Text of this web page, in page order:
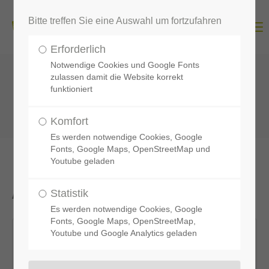
AktuellePresseberichte
14.08.2019
Werden leider häufig auf Zahlen
Bitte treffen Sie eine Auswahl um fortzufahren
Erforderlich
Notwendige Cookies und Google Fonts
zulassen damit die Website korrekt
funktioniert
Komfort
Es werden notwendige Cookies, Google
Fonts, Google Maps, OpenStreetMap und
Youtube geladen
Statistik
Es werden notwendige Cookies, Google
Fonts, Google Maps, OpenStreetMap,
Youtube und Google Analytics geladen